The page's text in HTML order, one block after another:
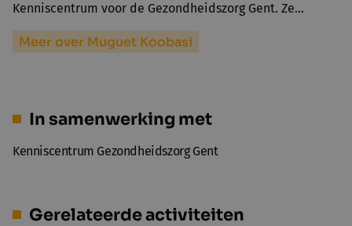
Kenniscentrum voor de Gezondheidszorg Gent. Ze…
Meer over Muguet Koobasi
In samenwerking met
Kenniscentrum Gezondheidszorg Gent
Gerelateerde activiteiten